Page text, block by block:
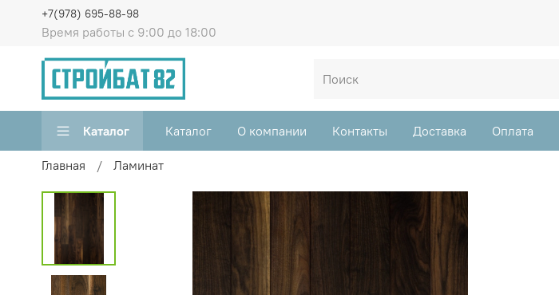
Время работы с 9:00 до 18:00
+7(978) 695-88-98
Каталог Каталог О компании Контакты Доставка Оплата
Главная Ламинат